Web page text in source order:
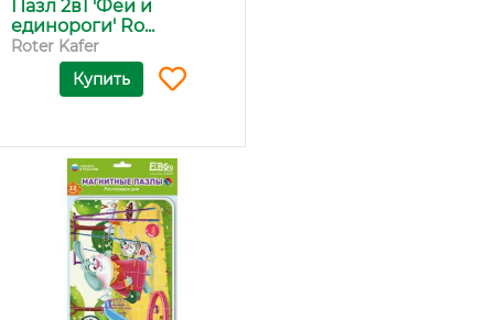
Пазл 2в1 'Феи и
единороги' Ro...
Roter Kafer
Купить